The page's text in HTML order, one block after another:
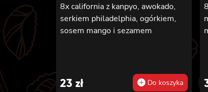
8x california z kanpyo, awokado,
serkiem philadelphia, ogórkiem,
sosem mango i sezamem
23 zł Do koszyka